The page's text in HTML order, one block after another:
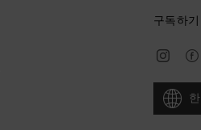
구독하기